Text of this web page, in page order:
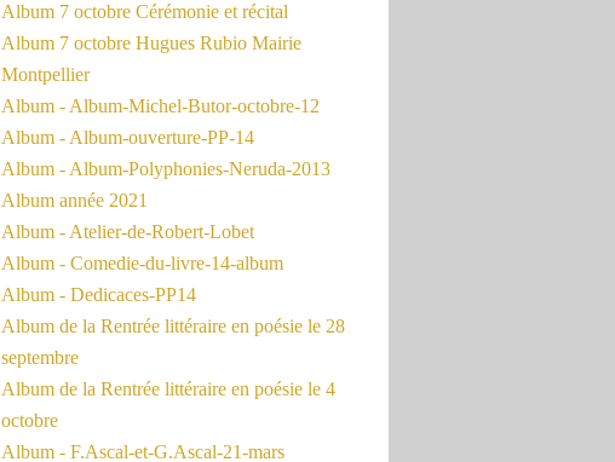
Album 7 octobre Cérémonie et récital
Album 7 octobre Hugues Rubio Mairie
Montpellier
Album - Album-Michel-Butor-octobre-12
Album - Album-ouverture-PP-14
Album - Album-Polyphonies-Neruda-2013
Album année 2021
Album - Atelier-de-Robert-Lobet
Album - Comedie-du-livre-14-album
Album - Dedicaces-PP14
Album de la Rentrée littéraire en poésie le 28
septembre
Album de la Rentrée littéraire en poésie le 4
octobre
Album - F.Ascal-et-G.Ascal-21-mars